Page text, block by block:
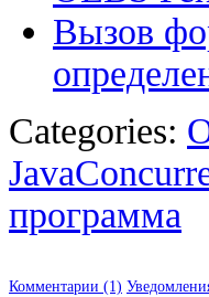
Вызов
Categories:
программа
Комментарии (1)